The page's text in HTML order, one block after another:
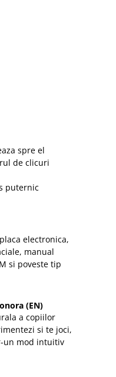
spre el
de clicuri
puternic
electronica,
manual
si poveste tip
(EN)
a copiilor
si te joci,
un mod intuitiv